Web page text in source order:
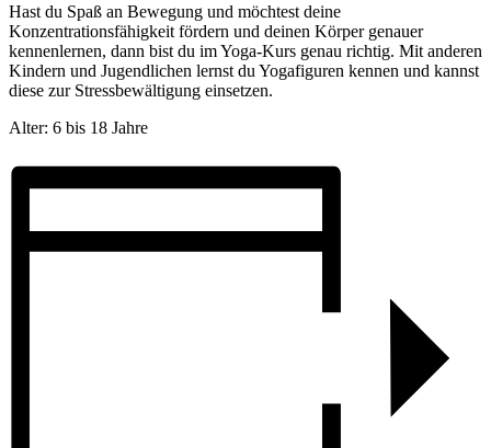
Hast du Spaß an Bewegung und möchtest deine
Konzentrationsfähigkeit fördern und deinen Körper genauer
kennenlernen, dann bist du im Yoga-Kurs genau richtig. Mit anderen
Kindern und Jugendlichen lernst du Yogafiguren kennen und kannst
diese zur Stressbewältigung einsetzen.
Alter: 6 bis 18 Jahre